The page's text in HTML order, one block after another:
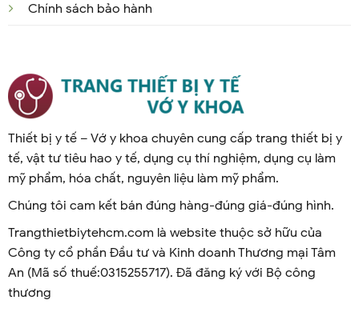
Chính sách bảo hành
Thiết bị y tế – Vớ y khoa chuyên cung cấp trang thiết bị y
tế, vật tư tiêu hao y tế, dụng cụ thí nghiệm, dụng cụ làm
mỹ phẩm, hóa chất, nguyên liệu làm mỹ phẩm.
Chúng tôi cam kết bán đúng hàng-đúng giá-đúng hình.
Trangthietbiytehcm.com là website thuộc sở hữu của
Công ty cổ phần Đầu tư và Kinh doanh Thương mại Tâm
An (Mã số thuế:0315255717). Đã đăng ký với Bộ công
thương